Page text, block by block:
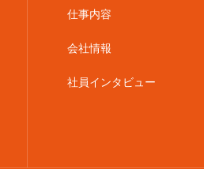
仕事内容
会社情報
社員インタビュー